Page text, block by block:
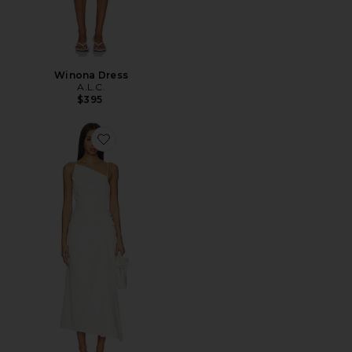
Winona Dress
A.L.C.
$395
Favorite Juno Dress